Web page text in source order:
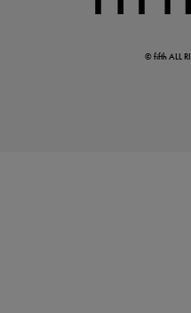
© fifth ALL